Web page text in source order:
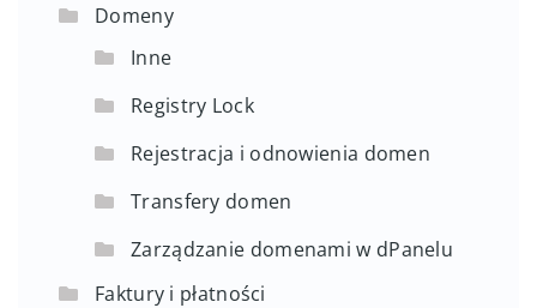
Domeny
Inne
Registry Lock
Rejestracja i odnowienia domen
Transfery domen
Zarządzanie domenami w dPanelu
Faktury i płatności